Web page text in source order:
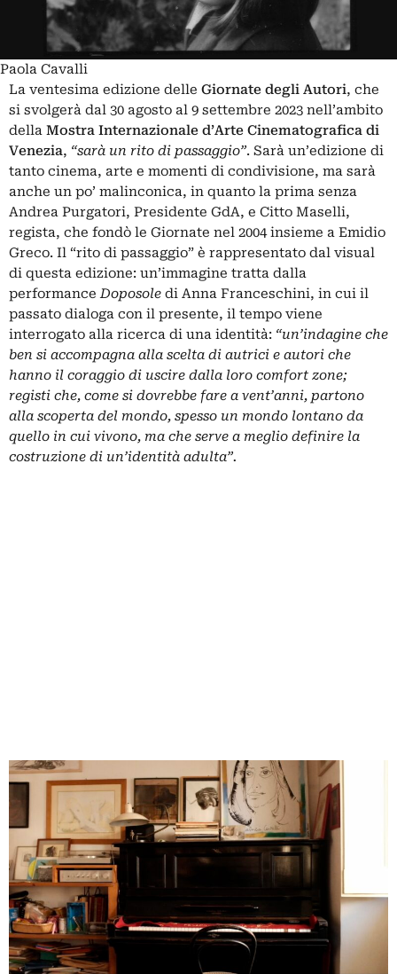
Paola Cavalli
La ventesima edizione delle Giornate degli Autori, che
si svolgerà dal 30 agosto al 9 settembre 2023 nell’ambito
della Mostra Internazionale d’Arte Cinematografica di
Venezia, “sarà un rito di passaggio”. Sarà un’edizione di
tanto cinema, arte e momenti di condivisione, ma sarà
anche un po’ malinconica, in quanto la prima senza
Andrea Purgatori, Presidente GdA, e Citto Maselli,
regista, che fondò le Giornate nel 2004 insieme a Emidio
Greco. Il “rito di passaggio” è rappresentato dal visual
di questa edizione: un’immagine tratta dalla
performanceDoposole di Anna Franceschini, in cui il
passato dialoga con il presente, il tempo viene
interrogato alla ricerca di una identità: “un’indagine che
ben si accompagna alla scelta di autrici e autori che
hanno il coraggio di uscire dalla loro comfort zone;
registi che, come si dovrebbe fare a vent’anni, partono
alla scoperta del mondo, spesso un mondo lontano da
quello in cui vivono, ma che serve a meglio definire la
costruzione di un’identità adulta”.